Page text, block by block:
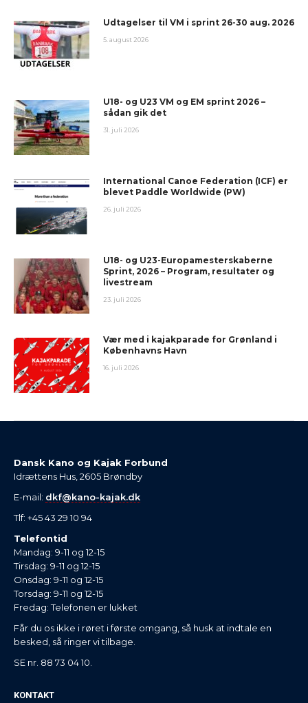
Udtagelser til VM i sprint 26-30 aug. 2026
5. august 2026
U18- og U23 VM og EM sprint 2026 –
sådan gik det
31. juli 2026
International Canoe Federation (ICF) er
blevet Paddle Worldwide (PW)
26. juli 2026
U18- og U23-Europamesterskaberne
Sprint, 2026 – Program, resultater og
livestream
23. juli 2026
Vær med i kajakparade for Grønland i
Københavns Havn
16. juli 2026
Dansk Kano og Kajak Forbund
Idrættens Hus, 2605 Brøndby
E-mail: dkf@kano-kajak.dk
Tlf: +45 43 29 10 94
Telefontid
Mandag: 9-11 og 12-15
Tirsdag: 9-11 og 12-15
Onsdag: 9-11 og 12-15
Torsdag: 9-11 og 12-15
Fredag: Telefonen er lukket
Får du os ikke i røret i første omgang, så husk at indtale en
besked, så ringer vi tilbage.
SE nr. 88 73 04 10.
KONTAKT